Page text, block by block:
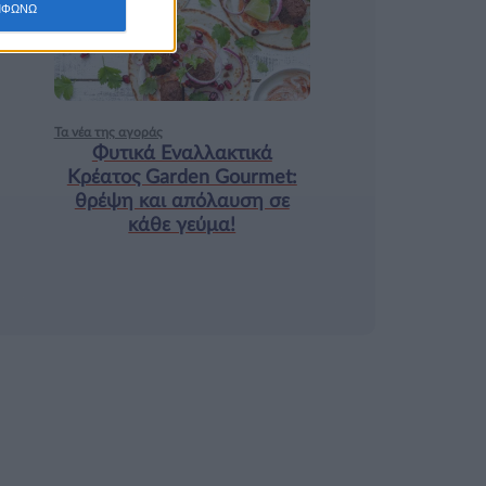
Τα νέα της αγοράς
Φυτικά Εναλλακτικά
Κρέατος Garden Gourmet:
θρέψη και απόλαυση σε
κάθε γεύμα!